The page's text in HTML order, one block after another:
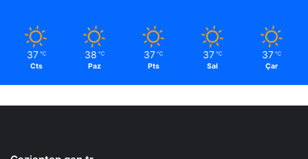
37 ℃
Cts
38 ℃
Paz
37 ℃
Pts
37 ℃
Sal
37 ℃
Çar